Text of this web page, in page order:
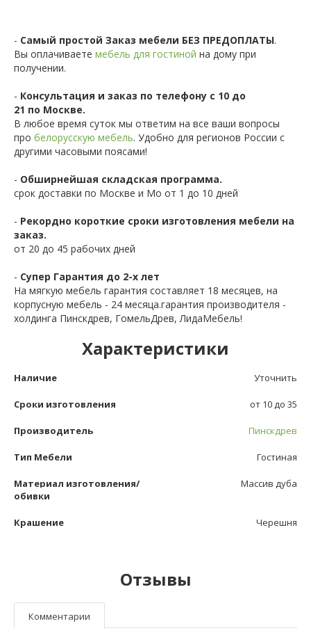
- Самый простой Заказ мебели БЕЗ ПРЕДОПЛАТЫ.
Вы оплачиваете мебель для гостиной на дому при
получении.
- Консультация и заказ по телефону с 10 до
21 по Москве.
В любое время суток мы ответим на все ваши вопросы
про белорусскую мебель. Удобно для регионов России с
другими часовыми поясами!
- Обширнейшая складская программа.
срок доставки по Москве и Мо от 1 до 10 дней
- Рекордно короткие сроки изготовления мебели на
заказ.
от 20 до 45 рабочих дней
- Супер Гарантия до 2-х лет
На мягкую мебель гарантия составляет 18 месяцев, на
корпусную мебель - 24 месяца.гарантия производителя -
холдинга Пинскдрев, ГомельДрев, ЛидаМебель!
Характеристики
Наличие Уточнить
Сроки изготовления от 10 до 35
Производитель Пинскдрев
Тип Мебели Гостиная
Материал изготовления/
обивки
Массив дуба
Крашение Черешня
Отзывы
Комментарии